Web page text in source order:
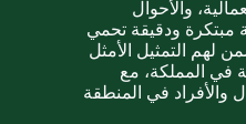
والأحوال
مبتكرة ودقيقة تحمي
لهم التمثيل الأمثل
في المملكة، مع
في المنطقة